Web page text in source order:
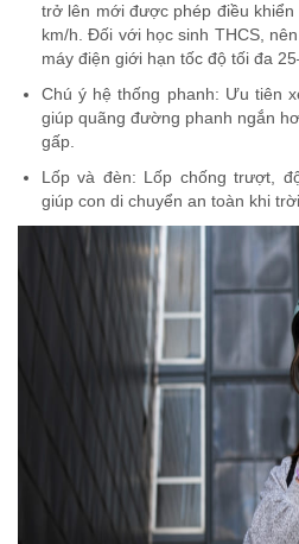
trở lên mới được phép điều
km/h. Đối với học sinh THCS,
máy điện giới hạn tốc độ tối đa
Chú ý hệ thống phanh: Ưu tiên
giúp quãng đường phanh ngắn
gấp.
Lốp và đèn: Lốp chống trượt,
giúp con di chuyển an toàn khi trời